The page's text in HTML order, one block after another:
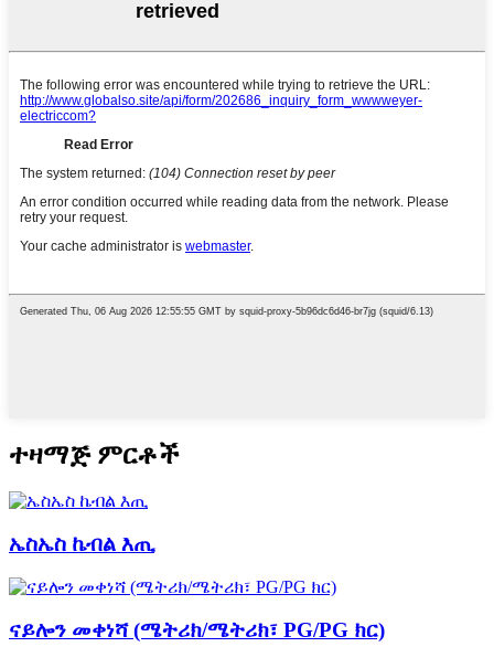
ተዛማጅ ምርቶች
ኤስኤስ ኬብል እጢ
ናይሎን መቀነሻ (ሜትሪክ/ሜትሪክ፣ PG/PG ክር)